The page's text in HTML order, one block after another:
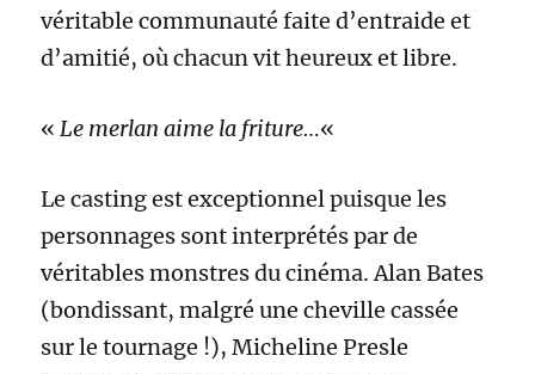
véritable communauté faite d’entraide et
d’amitié, où chacun vit heureux et libre.
«Le merlan aime la friture…«
Le casting est exceptionnel puisque les
personnages sont interprétés par de
véritables monstres du cinéma. Alan Bates
(bondissant, malgré une cheville cassée
sur le tournage !), Micheline Presle